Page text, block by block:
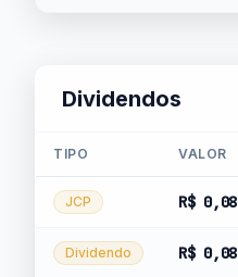
Dividendos
TIPO VALOR
JCP R$ 0,08
Dividendo R$ 0,08